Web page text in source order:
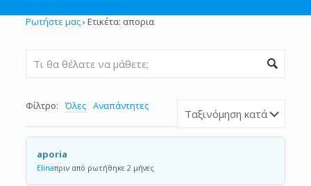
Ρωτήστε μας› Ετικέτα: απορια
Φίλτρο: Όλες Αναπάντητες
aporia
Elinaπριν από ρωτήθηκε 2 μήνες